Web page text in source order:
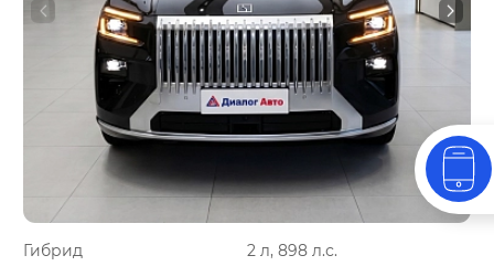
Гибрид
2 л, 898 л.с.